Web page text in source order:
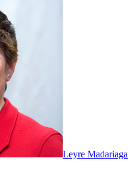
Leyre Madariaga